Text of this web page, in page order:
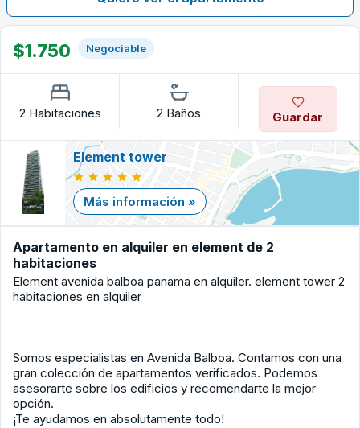
$1.750 Negociable
2 Habitaciones 2 Baños Guardar
Element tower
Más información »
Apartamento en alquiler en element de 2
habitaciones
Element avenida balboa panama en alquiler. element tower 2
habitaciones en alquiler
Somos especialistas en Avenida Balboa. Contamos con una
gran colección de apartamentos verificados. Podemos
asesorarte sobre los edificios y recomendarte la mejor
opción.
¡Te ayudamos en absolutamente todo!